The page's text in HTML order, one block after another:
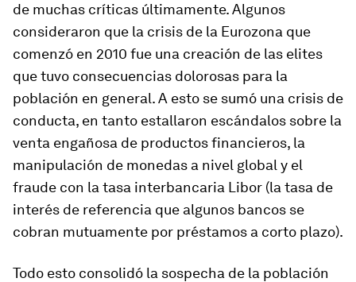
de muchas críticas últimamente. Algunos
consideraron que la crisis de la Eurozona que
comenzó en 2010 fue una creación de las elites
que tuvo consecuencias dolorosas para la
población en general. A esto se sumó una crisis de
conducta, en tanto estallaron escándalos sobre la
venta engañosa de productos financieros, la
manipulación de monedas a nivel global y el
fraude con la tasa interbancaria Libor (la tasa de
interés de referencia que algunos bancos se
cobran mutuamente por préstamos a corto plazo).
Todo esto consolidó la sospecha de la población